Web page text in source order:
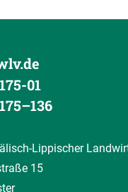
01
Lippischer
15